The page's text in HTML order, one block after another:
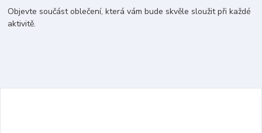
Objevte součást oblečení, která vám bude skvěle sloužit při každé
aktivitě.